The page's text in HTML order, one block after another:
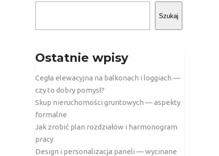
Szukaj
Ostatnie wpisy
Cegła elewacyjna na balkonach i loggiach —
czy to dobry pomysł?
Skup nieruchomości gruntowych — aspekty
formalne
Jak zrobić plan rozdziałów i harmonogram
pracy
Design i personalizacja paneli — wycinane